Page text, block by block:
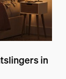
in